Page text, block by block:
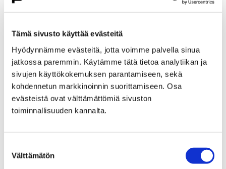
Tämä sivusto käyttää evästeitä
Hyödynnämme evästeitä, jotta voimme palvella sinua
jatkossa paremmin. Käytämme tätä tietoa analytiikan ja
sivujen käyttökokemuksen parantamiseen, sekä
kohdennetun markkinoinnin suorittamiseen. Osa
evästeistä ovat välttämättömiä sivuston
toiminnallisuuden kannalta.
valinta
Välttämätön
Etusivu Kasvatus ja koulutus
Lukio
Päättyneet hankkeet
Priima
Priima-päivä 25.8. Porissa
Priima-päivä 25.8. Porissa
Kaupunkikehitys